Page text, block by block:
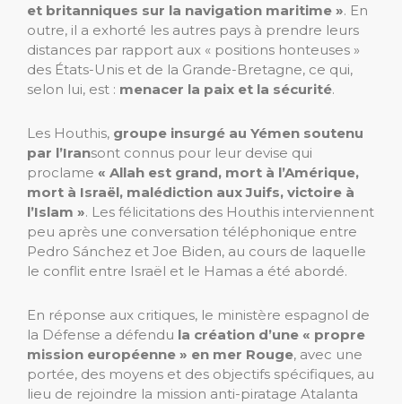
et britanniques sur la navigation maritime ». En
outre, il a exhorté les autres pays à prendre leurs
distances par rapport aux « positions honteuses »
des États-Unis et de la Grande-Bretagne, ce qui,
selon lui, est : menacer la paix et la sécurité.
Les Houthis, groupe insurgé au Yémen soutenu
par l’Iransont connus pour leur devise qui
proclame « Allah est grand, mort à l’Amérique,
mort à Israël, malédiction aux Juifs, victoire à
l’Islam ». Les félicitations des Houthis interviennent
peu après une conversation téléphonique entre
Pedro Sánchez et Joe Biden, au cours de laquelle
le conflit entre Israël et le Hamas a été abordé.
En réponse aux critiques, le ministère espagnol de
la Défense a défendu la création d’une « propre
mission européenne » en mer Rouge, avec une
portée, des moyens et des objectifs spécifiques, au
lieu de rejoindre la mission anti-piratage Atalanta